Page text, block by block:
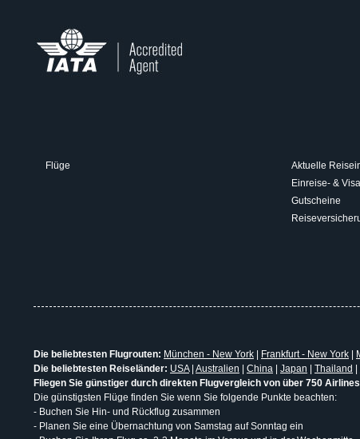
Flüge
Aktuelle
Einreise- &
Gutscheine
Die beliebtesten Flugrouten: München - New York Frankfurt - New York
Die beliebtesten Reiseländer: USA| Australien China Japan Thailand
Fliegen Sie günstiger durch direkten Flugvergleich von über 750
Die günstigsten Flüge finden Sie wenn Sie folgende Punkte beachten:
- Buchen Sie Hin- und Rückflug zusammen
- Planen Sie eine Übernachtung von Samstag auf Sonntag ein